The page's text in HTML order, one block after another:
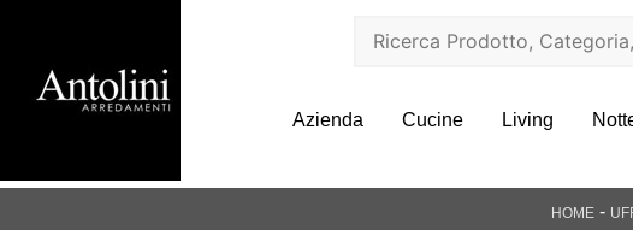
Azienda Cucine Living
HOME -